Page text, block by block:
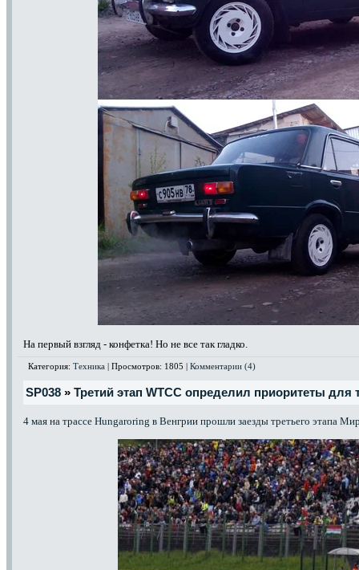
На первый взгляд - конфетка! Но не все так гладко.
Категория: Техника | Просмотров: 1805 | Комментарии (4)
SP038 » Третий этап WTCC определил приоритеты для
4 мая на трассе Hungaroring в Венгрии прошли заезды третьего этапа